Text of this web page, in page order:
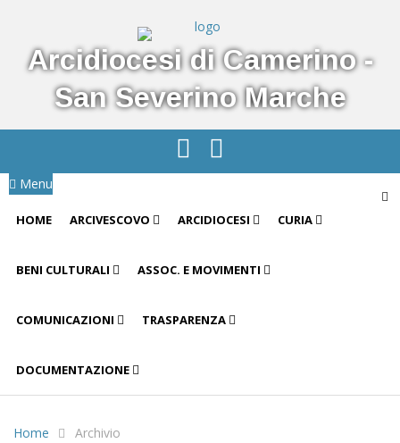
Arcidiocesi di Camerino -
San Severino Marche
Menu
HOME ARCIVESCOVO ARCIDIOCESI CURIA
BENI CULTURALI ASSOC. E MOVIMENTI
COMUNICAZIONI TRASPARENZA
DOCUMENTAZIONE
Home Archivio